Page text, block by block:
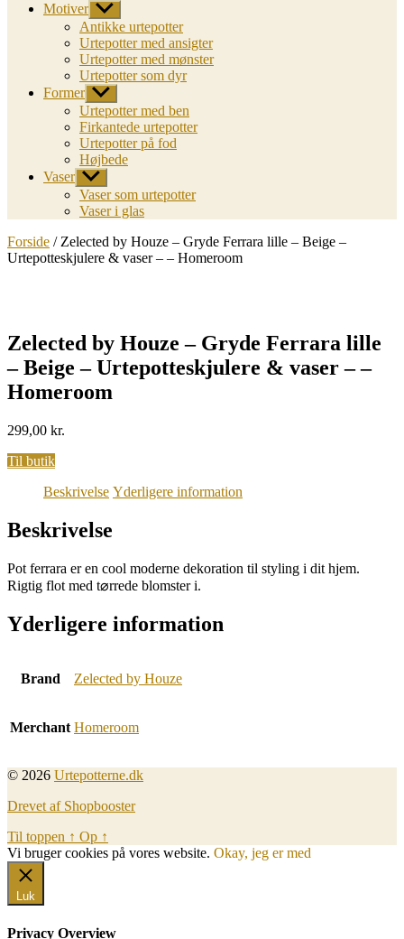
Motiver Vis
undermenu
Antikke urtepotter
Urtepotter med ansigter
Urtepotter med mønster
Urtepotter som dyr
Former Vis
undermenu
Urtepotter med ben
Firkantede urtepotter
Urtepotter på fod
Højbede
Vaser Vis
undermenu
Vaser som urtepotter
Vaser i glas
Forside / Zelected by Houze – Gryde Ferrara lille – Beige –
Urtepotteskjulere & vaser – – Homeroom
Zelected by Houze – Gryde Ferrara lille
– Beige – Urtepotteskjulere & vaser – –
Homeroom
299,00 kr.
Til butik
Beskrivelse Yderligere information
Beskrivelse
Pot ferrara er en cool moderne dekoration til styling i dit hjem.
Rigtig flot med t⌀rrede blomster i.
Yderligere information
Brand Zelected by Houze
Merchant Homeroom
© 2026 Urtepotterne.dk
Drevet af Shopbooster
Til toppen ↑ Op ↑
Vi bruger cookies på vores website. Okay, jeg er med
Luk
Privacy Overview